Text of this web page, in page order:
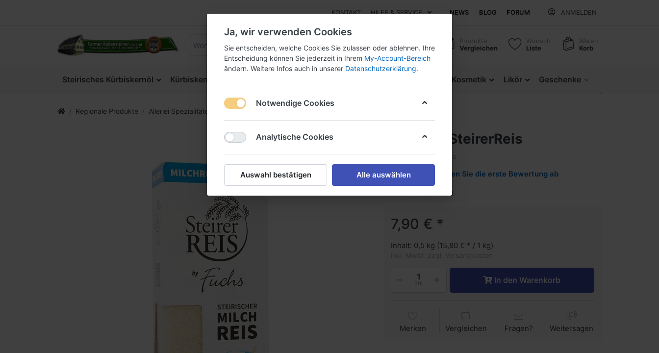
KONTAKT HILFE & SERVICE NEWS BLOG FORUM ANMELDEN
Produkte
Vergleichen
Wunsch
Liste
Waren
Korb
Steirisches Kürbiskernöl Kürbiskerne Kosmetik Likör Geschenke
Regionale Produkte Allerlei Spezialitäten Milchreis SteirerReis
Milchreis SteirerReis
Milchreis SteirerReis
Geben Sie die erste Bewertung ab
05022603
7,90 € *
Inhalt: 0,5 kg (15,80 € * / 1 kg)
Stk In den Warenkorb
Merken Vergleichen Fragen? Weitersagen
Ja, wir verwenden Cookies
Sie entscheiden, welche Cookies Sie zulassen oder ablehnen. Ihre
Entscheidung können Sie jederzeit in Ihrem My-Account-Bereich
ändern. Weitere Infos auch in unserer Datenschutzerklärung.
Notwendige Cookies
Analytische Cookies
Auswahl bestätigen Alle auswählen